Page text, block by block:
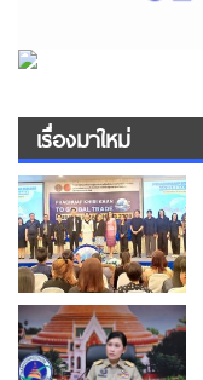
เรื่องมาใหม่